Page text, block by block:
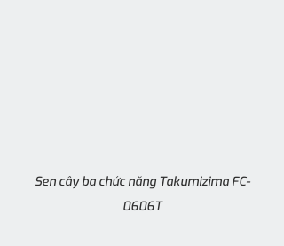
Sen cây ba chức năng Takumizima FC-
0606T